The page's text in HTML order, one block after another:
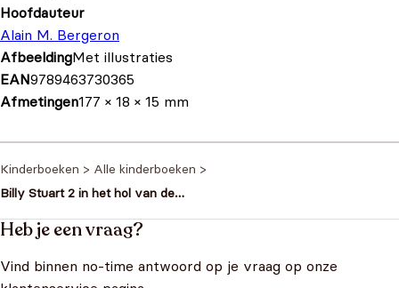
Hoofdauteur
Alain M. Bergeron
AfbeeldingMet illustraties
EAN9789463730365
Afmetingen177 × 18 × 15 mm
Kinderboeken > Alle kinderboeken >
Billy Stuart 2 in het hol van de
Heb je een vraag?
Vind binnen no-time antwoord op je vraag op onze